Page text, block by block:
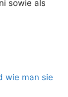
sowie als
wie man sie